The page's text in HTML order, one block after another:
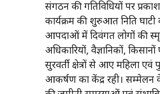
संगठन की गतिविधियों पर प्रकाश
कार्यक्रम की शुरुआत निति
आपदाओं में दिवंगत लोगों की
अधिकारियों, वैज्ञानिकों,
सुदूरवर्ती क्षेत्रों से आए महिला
आकर्षण का केंद्र रही। सम्मेलन